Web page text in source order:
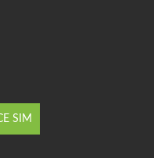
SIM